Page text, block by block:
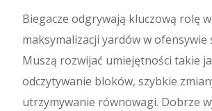
Biegacze odgrywają kluczową rolę w
maksymalizacji yardów w
Muszą rozwijać umiejętności takie
odczytywanie bloków, szybkie
utrzymywanie równowagi. Dobrze